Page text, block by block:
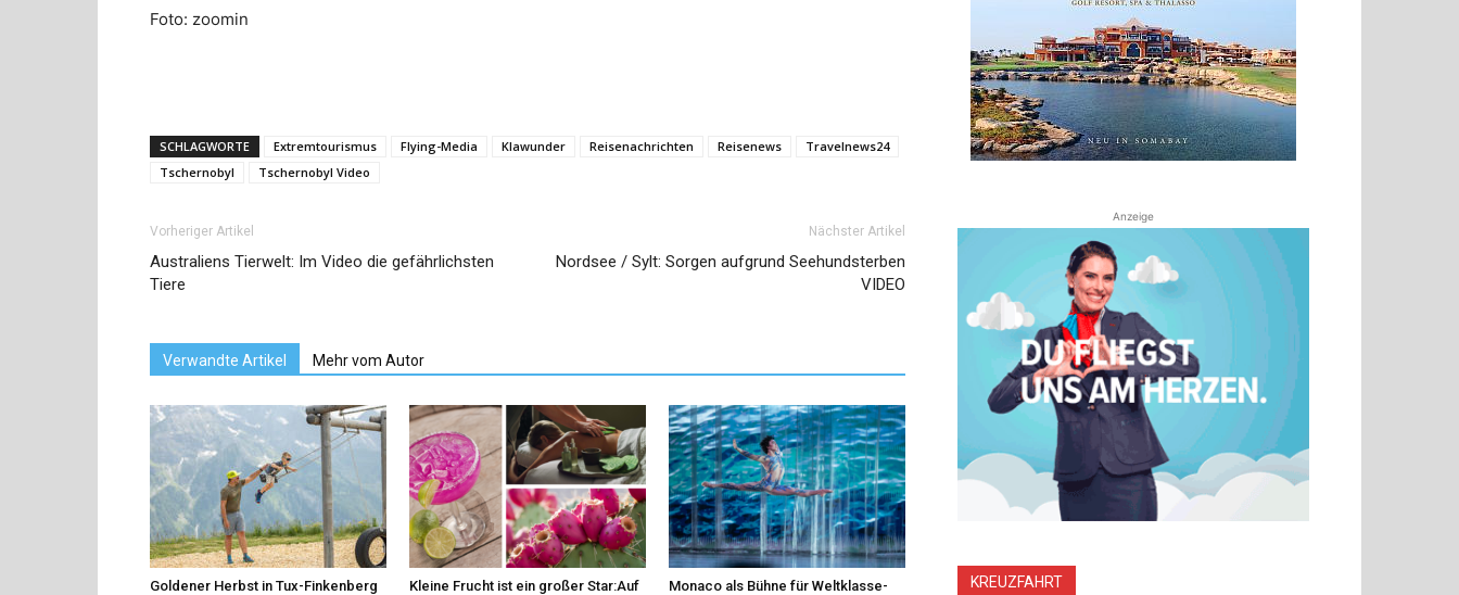
Foto: zoomin
SCHLAGWORTE Extremtourismus Flying-Media Klawunder Reisenachrichten Reisenews
Travelnews24
Tschernobyl
Tschernobyl Video
Vorheriger Artikel
Australiens Tierwelt: Im Video die gefährlichsten
Tiere
Nächster Artikel
Nordsee / Sylt: Sorgen aufgrund Seehundsterben
VIDEO
Verwandte Artikel Mehr vom Autor
Goldener Herbst in Tux-Finkenberg
Kleine Frucht ist ein großer Star:Auf
Monaco als Bühne für Weltklasse-
Anzeige
KREUZFAHRT